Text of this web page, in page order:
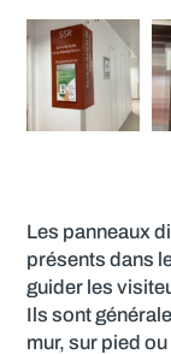
Les panneaux
présents dans
guider les
Ils sont
mur, sur pied